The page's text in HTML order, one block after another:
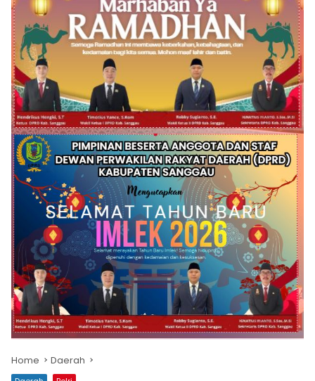
Home Daerah